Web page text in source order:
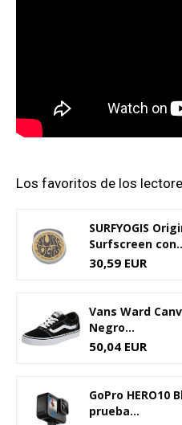
Los favoritos de los
SURFYOGIS
Surfscreen
30,59 EUR
Vans Ward
Negro...
50,04 EUR
GoPro HERO10
prueba...